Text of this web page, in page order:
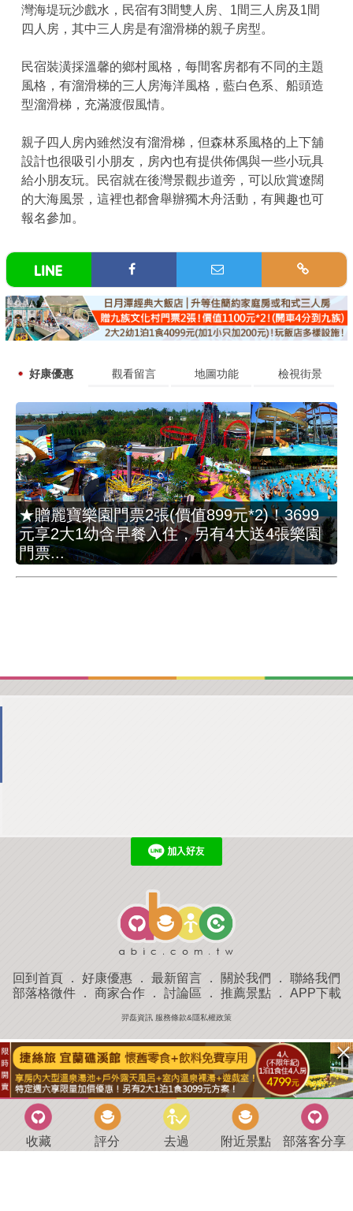
灣海堤玩沙戲水，民宿有3間雙人房、1間三人房及1間
四人房，其中三人房是有溜滑梯的親子房型。
民宿裝潢採溫馨的鄉村風格，每間客房都有不同的主題
風格，有溜滑梯的三人房海洋風格，藍白色系、船頭造
型溜滑梯，充滿渡假風情。
親子四人房內雖然沒有溜滑梯，但森林系風格的上下舖
設計也很吸引小朋友，房內也有提供佈偶與一些小玩具
給小朋友玩。民宿就在後灣景觀步道旁，可以欣賞遼闊
的大海風景，這裡也都會舉辦獨木舟活動，有興趣也可
報名參加。
好康優惠 觀看留言 地圖功能 檢視街景
★贈麗寶樂園門票2張(價值899元*2)！3699
元享2大1幼含早餐入住，另有4大送4張樂園
門票...
回到首頁 ． 好康優惠 ． 最新留言 ． 關於我們 ． 聯絡我們
部落格微件． 商家合作． 討論區 ． 推薦景點． APP下載
羿磊資訊 服務條款&隱私權政策
收藏 評分 去過 附近景點 部落客分享